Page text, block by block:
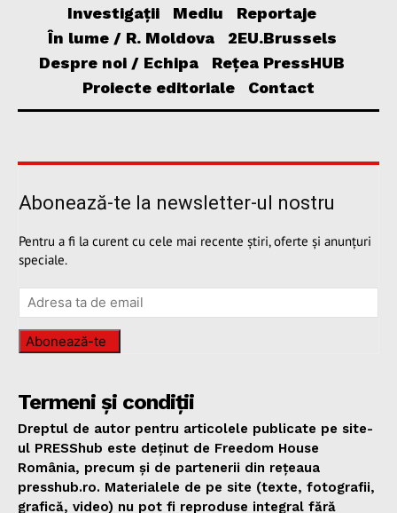
Investigații
Mediu
Reportaje
În lume / R. Moldova
2EU.Brussels
Despre noi / Echipa
Rețea PressHUB
Proiecte editoriale
Contact
Abonează-te la newsletter-ul nostru
Pentru a fi la curent cu cele mai recente știri, oferte și anunțuri
speciale.
Abonează-te
Termeni și condiții
Dreptul de autor pentru articolele publicate pe site-
ul PRESShub este deținut de Freedom House
România, precum și de partenerii din rețeaua
presshub.ro. Materialele de pe site (texte, fotografii,
grafică, video) nu pot fi reproduse integral fără